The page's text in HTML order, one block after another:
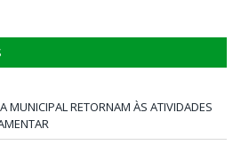
MUNICIPAL RETORNAM ÀS ATIVIDADES